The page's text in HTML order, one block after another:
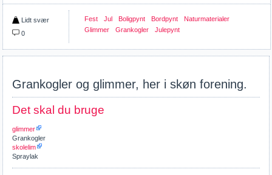
Lidt svær
0
Fest Jul Boligpynt Bordpynt
Naturmaterialer
Glimmer
Grankogler Julepynt
Grankogler og glimmer, her i skøn forening.
Det skal du bruge
glimmer
Grankogler
skolelim
Spraylak